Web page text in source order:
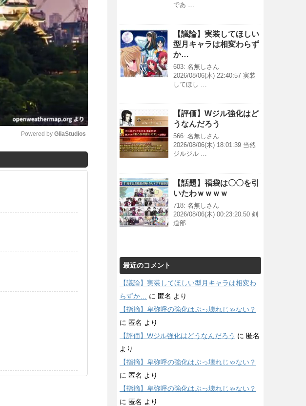
Powered by GliaStudios
であ …
【議論】実装してほしい
型月キャラは相変わらず
か…
603: 名無しさん
2026/08/06(木) 22:40:57 実装
してほし …
【評価】Wジル強化はど
うなんだろう
566: 名無しさん
2026/08/06(木) 18:01:39 当然
ジルジル …
【話題】福袋は〇〇を引
いたわｗｗｗｗ
718: 名無しさん
2026/08/06(木) 00:23:20.50 剣
道部 …
最近のコメント
【議論】実装してほしい型月キャラは相変わ
らずか…
に 匿名 より
【指摘】卑弥呼の強化はぶっ壊れじゃない？
に 匿名 より
【評価】Wジル強化はどうなんだろう に 匿名
より
【指摘】卑弥呼の強化はぶっ壊れじゃない？
に 匿名 より
【指摘】卑弥呼の強化はぶっ壊れじゃない？
に 匿名 より